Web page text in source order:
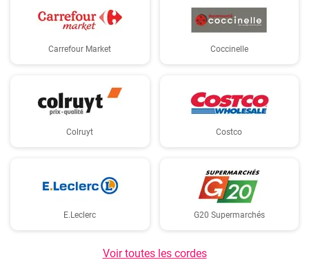
Carrefour Market Coccinelle
Colruyt Costco
E.Leclerc G20 Supermarchés
Voir toutes les cordes